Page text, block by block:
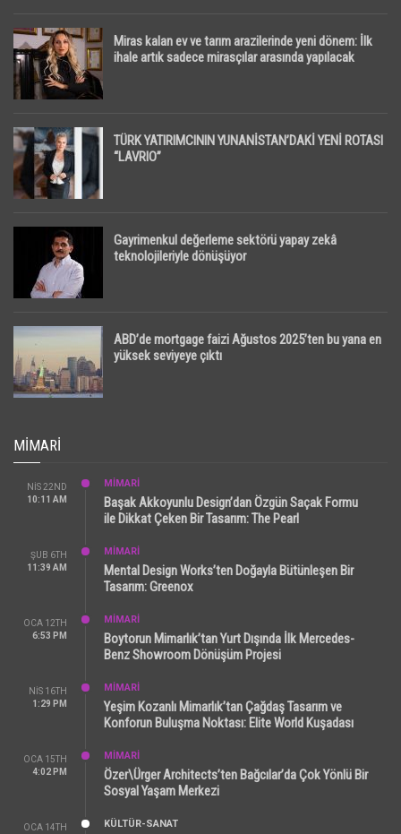
Miras kalan ev ve tarım arazilerinde yeni dönem: İlk
ihale artık sadece mirasçılar arasında yapılacak
TÜRK YATIRIMCININ YUNANİSTAN’DAKİ YENİ ROTASI
“LAVRIO”
Gayrimenkul değerleme sektörü yapay zekâ
teknolojileriyle dönüşüyor
ABD’de mortgage faizi Ağustos 2025’ten bu yana en
yüksek seviyeye çıktı
MIMARI
NIS 22ND
10:11 AM
MİMARİ
Başak Akkoyunlu Design’dan Özgün Saçak Formu
ile Dikkat Çeken Bir Tasarım: The Pearl
ŞUB 6TH
11:39 AM
MİMARİ
Mental Design Works’ten Doğayla Bütünleşen Bir
Tasarım: Greenox
OCA 12TH
6:53 PM
MİMARİ
Boytorun Mimarlık’tan Yurt Dışında İlk Mercedes-
Benz Showroom Dönüşüm Projesi
NIS 16TH
1:29 PM
MİMARİ
Yeşim Kozanlı Mimarlık’tan Çağdaş Tasarım ve
Konforun Buluşma Noktası: Elite World Kuşadası
OCA 15TH
4:02 PM
MİMARİ
Özer\Ürger Architects’ten Bağcılar’da Çok Yönlü Bir
Sosyal Yaşam Merkezi
OCA 14TH
KÜLTÜR-SANAT